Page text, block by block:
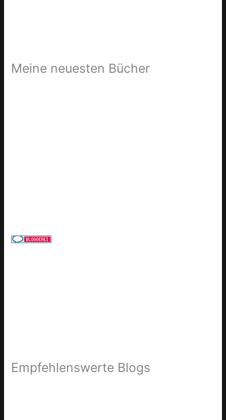
Meine neuesten Bücher
Empfehlenswerte Blogs